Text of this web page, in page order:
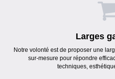
Larges
Notre volonté est de proposer une
sur-mesure pour répondre
techniques,